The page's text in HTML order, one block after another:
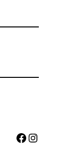
Facebook Instagram